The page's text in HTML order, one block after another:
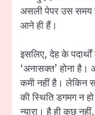
असली पेपर उस समय
आने ही हैं।
इसलिए, देह के
‘अनासक्त’ होना है।
कमी नहीं है। लेकिन
की स्थिति डगमग न
न्यारा। है ही कुछ